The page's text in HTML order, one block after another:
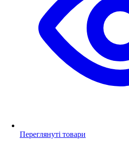
Переглянуті товари